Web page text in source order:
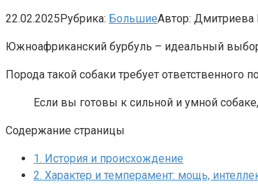
22.02.2025Рубрика: БольшиеАвтор: Дмитриева
Южноафриканский бурбуль – идеальный
Порода такой собаки требует
Если вы готовы к сильной и умной
Содержание страницы
1. История и происхождение
2. Характер и темперамент: мощь,